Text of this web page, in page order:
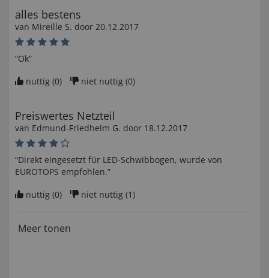
alles bestens
van Mireille S. door 20.12.2017
“Ok”
nuttig (0) niet nuttig (0)
Preiswertes Netzteil
van Edmund-Friedhelm G. door 18.12.2017
“Direkt eingesetzt für LED-Schwibbogen, wurde von
EUROTOPS empfohlen.”
nuttig (0) niet nuttig (1)
Meer tonen